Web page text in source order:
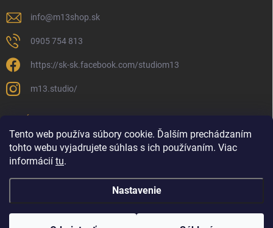
Tento web používa súbory cookie. Ďalším prechádzaním
tohto webu vyjadrujete súhlas s ich používaním. Viac
informácií tu.
Nastavenie
info@m13shop.sk
0905 754 813
https://sk-sk.facebook.com/studiom13
m13.studio/
Copyright 2026M13shop | Všetko pre vlasy. Všetky práva vyhradené.
Upraviť nastavenie cookies